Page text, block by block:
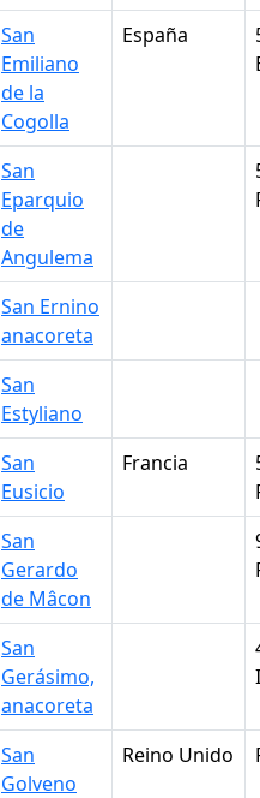
San
Emiliano
de la
Cogolla
España
San
Eparquio
de
Angulema
San Ernino
anacoreta
San
Estyliano
San
Eusicio
Francia
San
Gerardo
de Mâcon
San
Gerásimo,
anacoreta
San
Golveno
Reino Unido